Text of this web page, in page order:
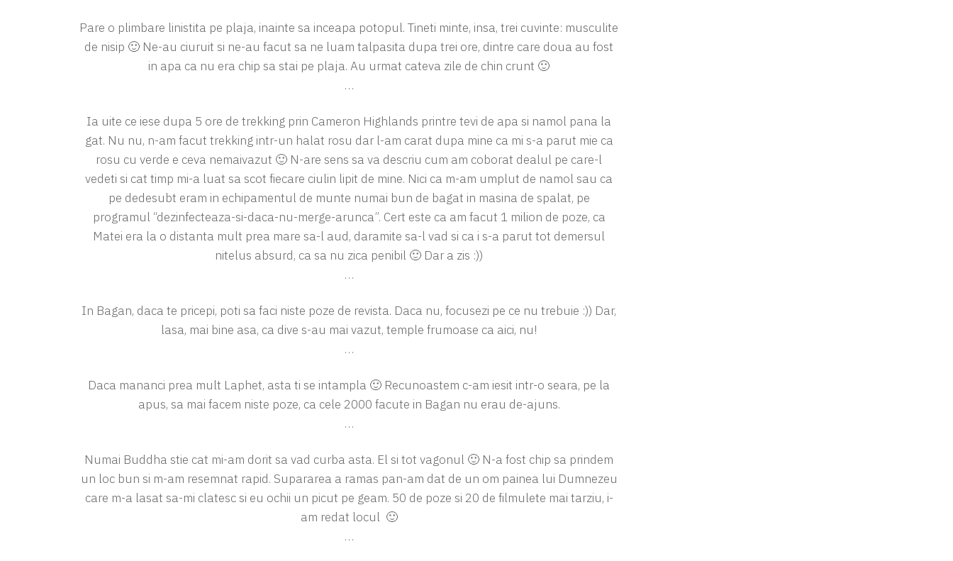
Pare o plimbare linistita pe plaja, inainte sa inceapa potopul. Tineti minte, insa, trei cuvinte: musculite
de nisip 🙂 Ne-au ciuruit si ne-au facut sa ne luam talpasita dupa trei ore, dintre care doua au fost
in apa ca nu era chip sa stai pe plaja. Au urmat cateva zile de chin crunt 🙂
…
Ia uite ce iese dupa 5 ore de trekking prin Cameron Highlands printre tevi de apa si namol pana la
gat. Nu nu, n-am facut trekking intr-un halat rosu dar l-am carat dupa mine ca mi s-a parut mie ca
rosu cu verde e ceva nemaivazut 🙂 N-are sens sa va descriu cum am coborat dealul pe care-l
vedeti si cat timp mi-a luat sa scot fiecare ciulin lipit de mine. Nici ca m-am umplut de namol sau ca
pe dedesubt eram in echipamentul de munte numai bun de bagat in masina de spalat, pe
programul “dezinfecteaza-si-daca-nu-merge-arunca”. Cert este ca am facut 1 milion de poze, ca
Matei era la o distanta mult prea mare sa-l aud, daramite sa-l vad si ca i s-a parut tot demersul
nitelus absurd, ca sa nu zica penibil 🙂 Dar a zis :))
…
In Bagan, daca te pricepi, poti sa faci niste poze de revista. Daca nu, focusezi pe ce nu trebuie :)) Dar,
lasa, mai bine asa, ca dive s-au mai vazut, temple frumoase ca aici, nu!
…
Daca mananci prea mult Laphet, asta ti se intampla 🙂 Recunoastem c-am iesit intr-o seara, pe la
apus, sa mai facem niste poze, ca cele 2000 facute in Bagan nu erau de-ajuns.
…
Numai Buddha stie cat mi-am dorit sa vad curba asta. El si tot vagonul 🙂 N-a fost chip sa prindem
un loc bun si m-am resemnat rapid. Supararea a ramas pan-am dat de un om painea lui Dumnezeu
care m-a lasat sa-mi clatesc si eu ochii un picut pe geam. 50 de poze si 20 de filmulete mai tarziu, i-
am redat locul 🙂
…